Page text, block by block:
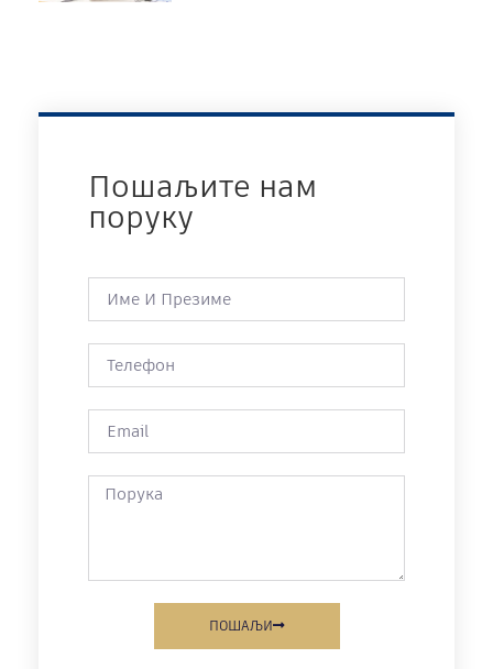
Пошаљите нам
поруку
ПОШАЉИ